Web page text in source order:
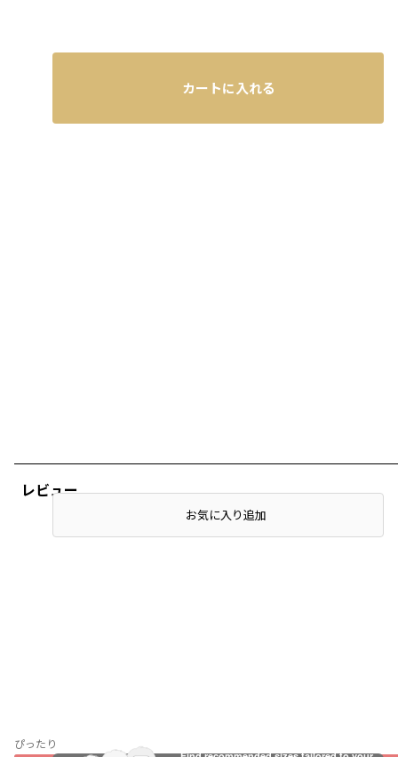
レビュー
ぴったり
カートに入れる
お気に入り追加